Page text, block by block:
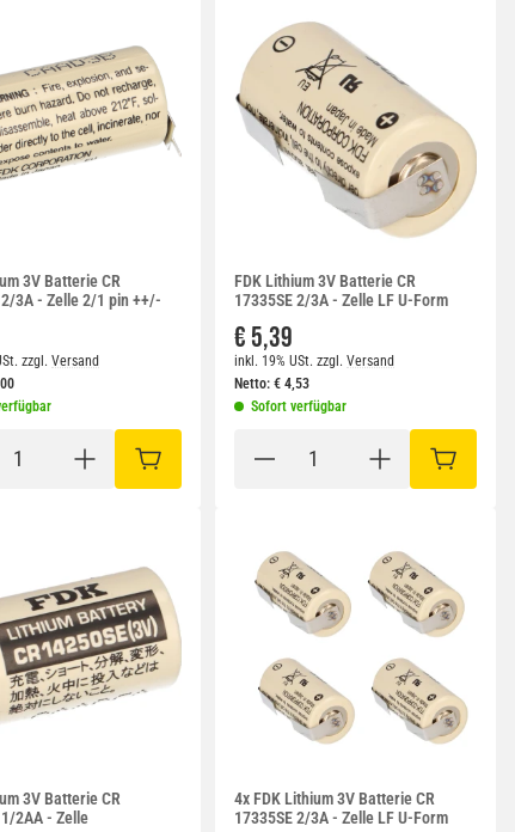
3V Batterie CR
2/3A - Zelle 2/1 pin ++/-
zzgl. Versand
IN DEN WARENKORB
FDK Lithium 3V Batterie CR
17335SE 2/3A - Zelle LF U-Form
€ 5,39
inkl. 19% USt. zzgl. Versand
Netto: € 4,53
Sofort verfügbar
IN DEN
3V Batterie CR
1/2AA - Zelle
4x FDK Lithium 3V Batterie CR
17335SE 2/3A - Zelle LF U-Form